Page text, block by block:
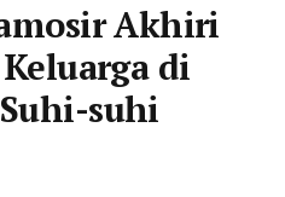
Akhiri
di
suhi